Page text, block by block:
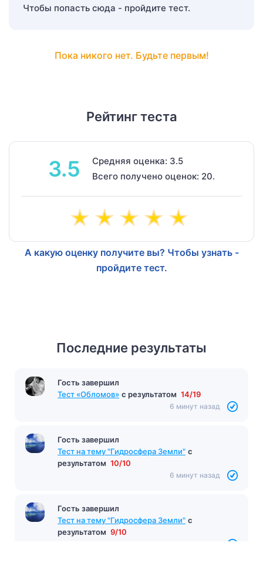
Чтобы попасть сюда - пройдите тест.
Пока никого нет. Будьте первым!
Рейтинг теста
3.5
Средняя оценка: 3.5
Всего получено оценок: 20.
А какую оценку получите вы? Чтобы узнать -
пройдите тест.
Последние результаты
Гость завершил
Тест «Обломов» с результатом 14/19
6 минут назад
Гость завершил
Тест на тему "Гидросфера Земли" с
результатом 10/10
6 минут назад
Гость завершил
Тест на тему "Гидросфера Земли" с
результатом 9/10